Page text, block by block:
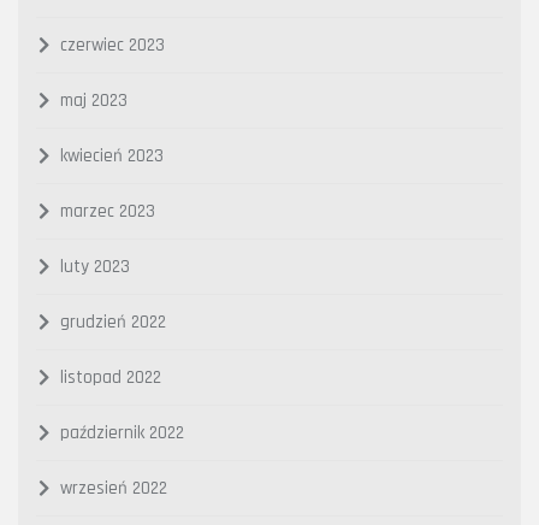
czerwiec 2023
maj 2023
kwiecień 2023
marzec 2023
luty 2023
grudzień 2022
listopad 2022
październik 2022
wrzesień 2022